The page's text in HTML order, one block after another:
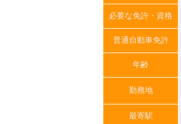
必要な免許・資格
普通自動車免許
年齢
勤務地
最寄駅